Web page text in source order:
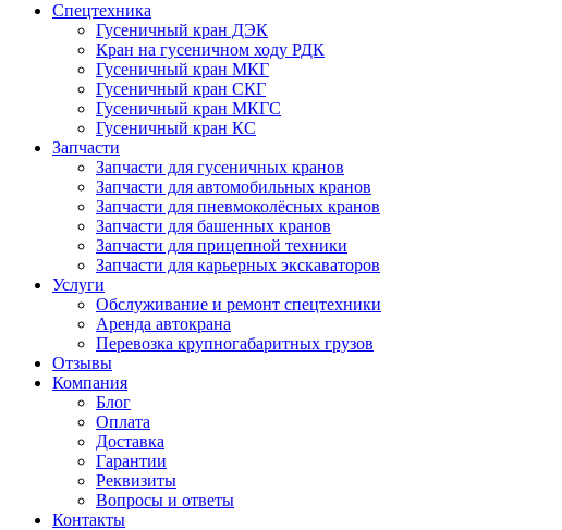
Спецтехника
Гусеничный кран ДЭК
Кран на гусеничном ходу РДК
Гусеничный кран МКГ
Гусеничный кран СКГ
Гусеничный кран МКГС
Гусеничный кран КС
Запчасти
Запчасти для гусеничных кранов
Запчасти для автомобильных кранов
Запчасти для пневмоколёсных кранов
Запчасти для башенных кранов
Запчасти для прицепной техники
Запчасти для карьерных экскаваторов
Услуги
Обслуживание и ремонт спецтехники
Аренда автокрана
Перевозка крупногабаритных грузов
Отзывы
Компания
Блог
Оплата
Доставка
Гарантии
Реквизиты
Вопросы и ответы
Контакты